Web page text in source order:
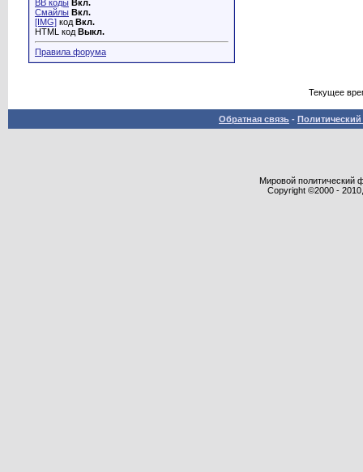
BB коды Вкл.
Смайлы Вкл.
[IMG] код Вкл.
HTML код Выкл.
Правила форума
Текущее
Обратная связь -
Мировой политический
Copyright ©2000 -